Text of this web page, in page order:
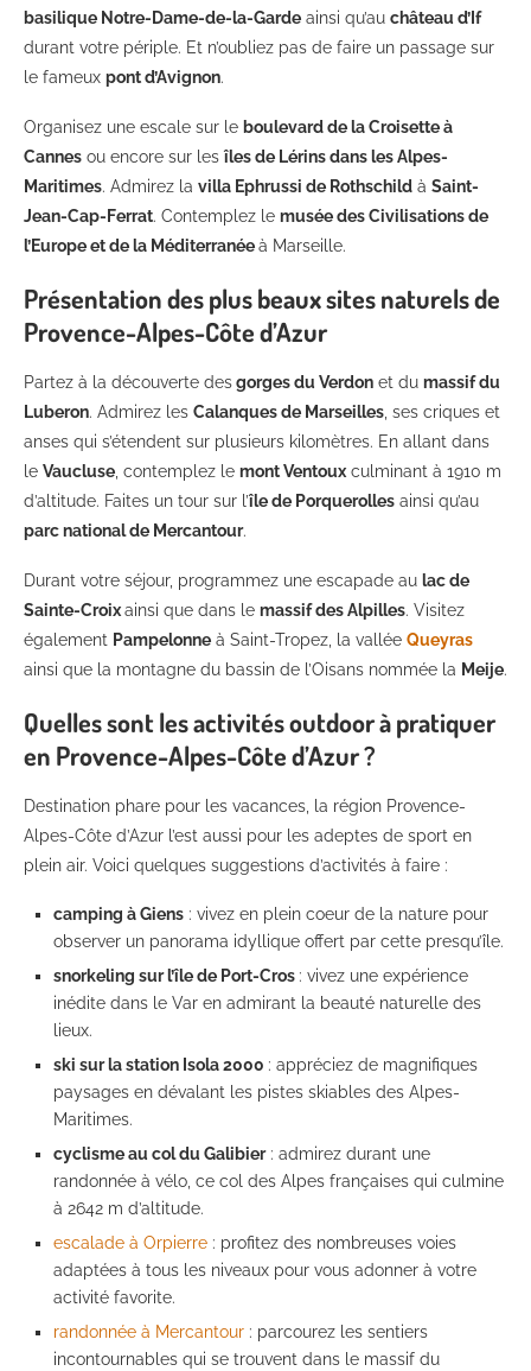
basilique Notre-Dame-de-la-Garde ainsi qu’au château d’If
durant votre périple. Et n’oubliez pas de faire un passage sur
le fameux pont d’Avignon.
Organisez une escale sur le boulevard de la Croisette à
Cannes ou encore sur les îles de Lérins dans les Alpes-
Maritimes. Admirez la villa Ephrussi de Rothschild à Saint-
Jean-Cap-Ferrat. Contemplez le musée des Civilisations de
l’Europe et de la Méditerranéeà Marseille.
Présentation des plus beaux sites naturels de
Provence-Alpes-Côte d’Azur
Partez à la découverte desgorges du Verdon et du massif du
Luberon. Admirez les Calanques de Marseilles, ses criques et
anses qui s’étendent sur plusieurs kilomètres. En allant dans
le Vaucluse, contemplez le mont Ventouxculminant à 1910 m
d’altitude. Faites un tour sur l’île de Porquerolles ainsi qu’au
parc national de Mercantour.
Durant votre séjour, programmez une escapade au lac de
Sainte-Croixainsi que dans le massif des Alpilles. Visitez
également Pampelonne à Saint-Tropez, la vallée Queyras
ainsi que la montagne du bassin de l’Oisans nommée la Meije.
Quelles sont les activités outdoor à pratiquer
en Provence-Alpes-Côte d’Azur ?
Destination phare pour les vacances, la région Provence-
Alpes-Côte d’Azur l’est aussi pour les adeptes de sport en
plein air. Voici quelques suggestions d’activités à faire :
camping à Giens : vivez en plein coeur de la nature pour
observer un panorama idyllique offert par cette presqu’île.
snorkeling sur l’île de Port-Cros : vivez une expérience
inédite dans le Var en admirant la beauté naturelle des
lieux.
ski sur la station Isola 2000 : appréciez de magnifiques
paysages en dévalant les pistes skiables des Alpes-
Maritimes.
cyclisme au col du Galibier: admirez durant une
randonnée à vélo, ce col des Alpes françaises qui culmine
à 2642 m d’altitude.
escalade à Orpierre : profitez des nombreuses voies
adaptées à tous les niveaux pour vous adonner à votre
activité favorite.
randonnée à Mercantour : parcourez les sentiers
incontournables qui se trouvent dans le massif du